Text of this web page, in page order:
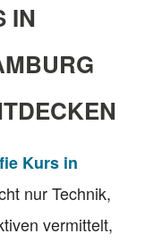
IN
Kurs in
nur Technik,
vermittelt,